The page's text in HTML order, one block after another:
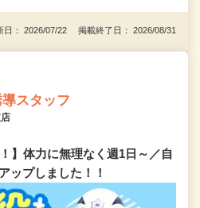
日： 2026/07/22 掲載終了日： 2026/08/31
スタッフ
】体力に無理なく週1日～／自
ップしました！！